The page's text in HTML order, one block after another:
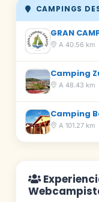
CAMPINGS
GRAN
A 40.56 km
Camping
A 48.43 km
Camping
A 101.27 km